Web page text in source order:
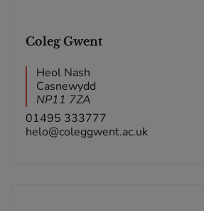
Coleg Gwent
Heol Nash
Casnewydd
NP11 7ZA
01495 333777
helo@coleggwent.ac.uk